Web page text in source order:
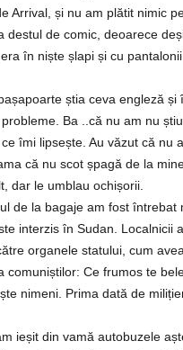
Arrival, și nu am plătit nimic
destul de comic, deoarece
în niște șlapi și cu
știa ceva engleză și
Ba ..că nu am nu
îmi lipsește. Au văzut că nu
că nu scot șpagă de la
dar le umblau ochișorii.
de la bagaje am fost întrebat
interzis în Sudan. Localnicii
organele statului, cum
comuniștilor: Ce frumos te
nimeni. Prima dată de
ieșit din vamă autobuzele